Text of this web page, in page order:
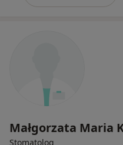
Małgorzata Maria
Stomatolog